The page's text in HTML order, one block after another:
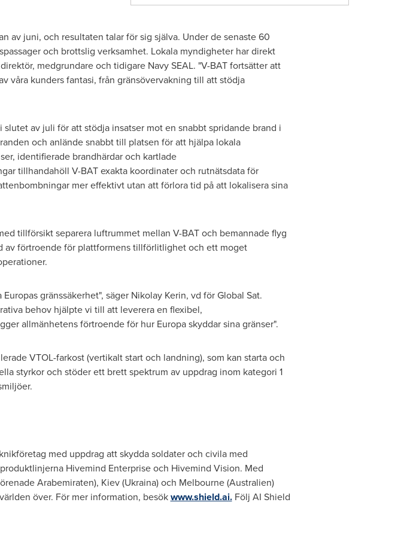
av juni, och resultaten talar för sig själva. Under de senaste 60
och brottslig verksamhet. Lokala myndigheter har direkt
medgrundare och tidigare Navy SEAL. "V-BAT fortsätter att
våra kunders fantasi, från gränsövervakning till att stödja
av juli för att stödja insatser mot en snabbt spridande brand i
och anlände snabbt till platsen för att hjälpa lokala
identifierade brandhärdar och kartlade
tillhandahöll V-BAT exakta koordinater och rutnätsdata för
mer effektivt utan att förlora tid på att lokalisera sina
tillförsikt separera luftrummet mellan V-BAT och bemannade flyg
av förtroende för plattformens tillförlitlighet och ett moget
gränssäkerhet", säger Nikolay Kerin, vd för Global Sat.
behov hjälpte vi till att leverera en flexibel,
allmänhetens förtroende för hur Europa skyddar sina gränser".
VTOL-farkost (vertikalt start och landning), som kan starta och
styrkor och stöder ett brett spektrum av uppdrag inom kategori 1
med uppdrag att skydda soldater och civila med
Hivemind Enterprise och Hivemind Vision. Med
Arabemiraten), Kiev(Ukraina) och Melbourne(Australien)
över. För mer information, besökwww.shield.ai.Följ AI Shield